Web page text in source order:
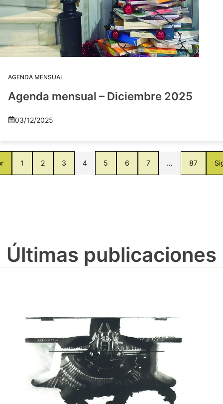
AGENDA MENSUAL
Agenda mensual – Diciembre 2025
03/12/2025
1 2 3 4 5 6 7 … 87
Últimas publicaciones